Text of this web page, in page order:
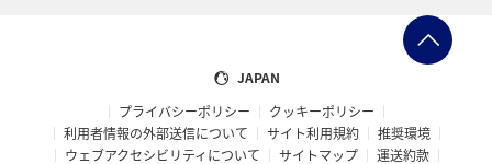
プロモーションコードについて
前後3日の運賃を検索
・表示金額は選択いただいた条件でのもっともおトクな運賃とな
JAPAN
プライバシーポリシー
クッキーポリシー
利用者情報の外部送信について
サイト利用規約
推奨環境
ウェブアクセシビリティについて
サイトマップ 運送約款